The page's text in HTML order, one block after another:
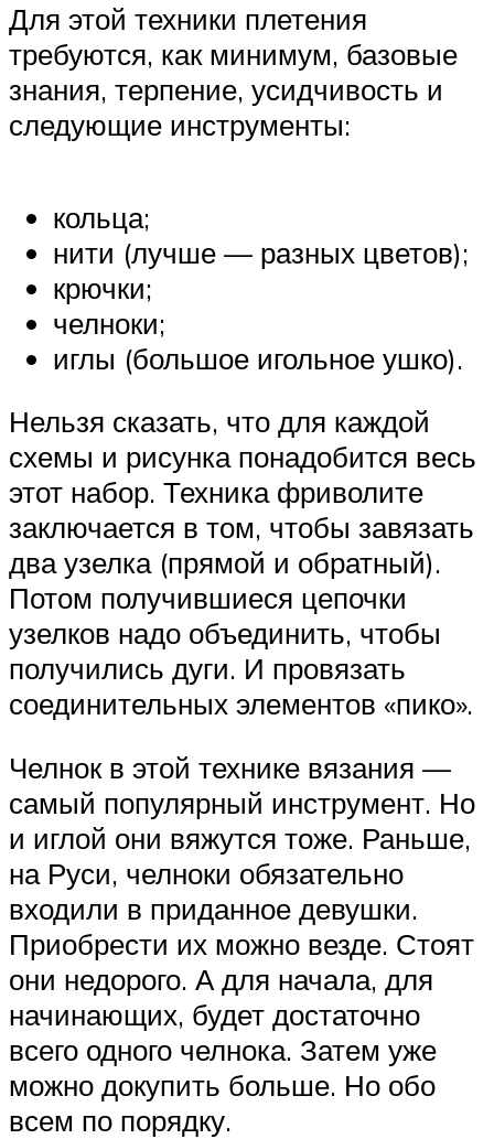
Для этой техники плетения
требуются, как минимум, базовые
знания, терпение, усидчивость и
следующие инструменты:
кольца;
нити (лучше — разных цветов);
крючки;
челноки;
иглы (большое игольное ушко).
Нельзя сказать, что для каждой
схемы и рисунка понадобится весь
этот набор. Техника фриволите
заключается в том, чтобы завязать
два узелка (прямой и обратный).
Потом получившиеся цепочки
узелков надо объединить, чтобы
получились дуги. И провязать
соединительных элементов «пико».
Челнок в этой технике вязания —
самый популярный инструмент. Но
и иглой они вяжутся тоже. Раньше,
на Руси, челноки обязательно
входили в приданное девушки.
Приобрести их можно везде. Стоят
они недорого. А для начала, для
начинающих, будет достаточно
всего одного челнока. Затем уже
можно докупить больше. Но обо
всем по порядку.